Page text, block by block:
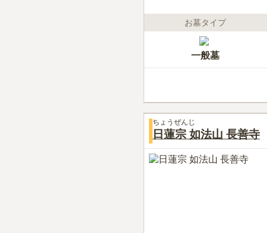
お墓タイプ
一般墓
ちょうぜんじ
日蓮宗 如法山 長善寺